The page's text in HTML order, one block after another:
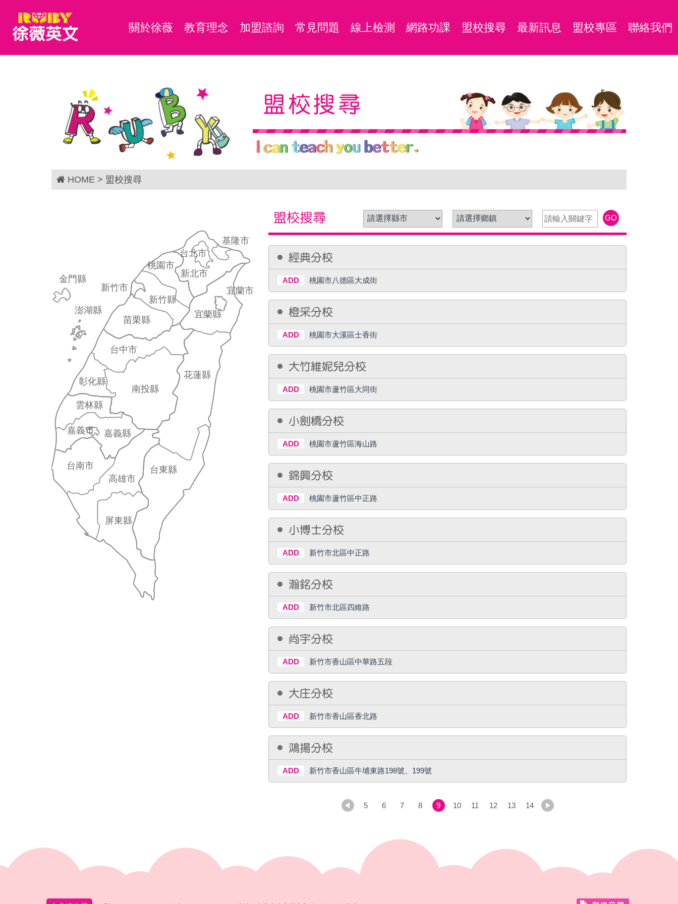
關於徐薇 教育理念 加盟諮詢 常見問題 線上檢測 網路功課 盟校搜尋 最新訊息 盟校專區 聯絡我們
盟校搜尋
HOME > 盟校搜尋
基隆市
台北市
新北市
桃園市
新竹市
新竹縣
苗栗縣
台中市
彰化縣
南投縣
雲林縣
嘉義市 嘉義縣
台南市
高雄市
屏東縣
台東縣
花蓮縣
宜蘭縣
宜蘭市
澎湖縣
金門縣
盟校搜尋 GO
經典分校
ADD 桃園市八德區大成街
橙采分校
ADD 桃園市大溪區士香街
大竹維妮兒分校
ADD 桃園市蘆竹區大同街
小劍橋分校
ADD 桃園市蘆竹區海山路
錦興分校
ADD 桃園市蘆竹區中正路
小博士分校
ADD 新竹市北區中正路
瀚銘分校
ADD 新竹市北區四維路
尚宇分校
ADD 新竹市香山區中華路五段
大庄分校
ADD 新竹市香山區香北路
鴻揚分校
ADD 新竹市香山區牛埔東路198號、199號
5 6 7 8 9 10 11 12 13 14